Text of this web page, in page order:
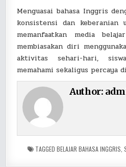
Menguasai bahasa Inggris
konsistensi dan keberanian
memanfaatkan media
membiasakan diri
aktivitas sehari-hari,
memahami sekaligus percaya
Author:
TAGGED BELAJAR BAHASA INGGRIS